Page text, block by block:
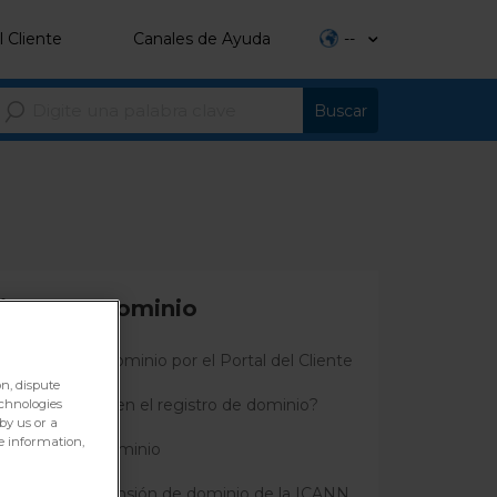
Cliente Canales de Ayuda --
de Dominio
contratar un dominio por el Portal del Cliente
son las fallas en el registro de dominio?
registrar un dominio
dispute
us or a
information,